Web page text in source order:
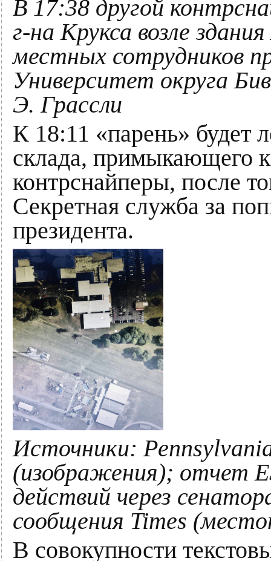
В 17:38 другой
г-на Крукса возле
местных сотрудников
Университет округа
Э. Грассли
К 18:11 «парень» будет
склада, примыкающего
контрснайперы, после
Секретная служба за
президента.
Источники:
(изображения); отчет
действий через
сообщения Times
В совокупности